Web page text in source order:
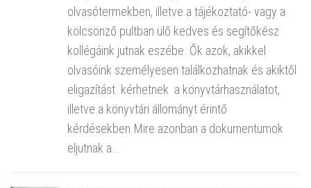
olvasótermekben, illetve a tájékoztató- vagy a
kölcsönző pultban ülő kedves és segítőkész
kollégáink jutnak eszébe. Ők azok, akikkel
olvasóink személyesen találkozhatnak és akiktől
eligazítást kérhetnek a könyvtárhasználatot,
illetve a könyvtári állományt érintő
kérdésekben.Mire azonban a dokumentumok
eljutnak a...